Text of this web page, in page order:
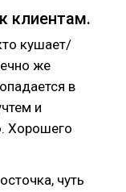
клиентам.
кушает/
же
в
и
Хорошего
чуть